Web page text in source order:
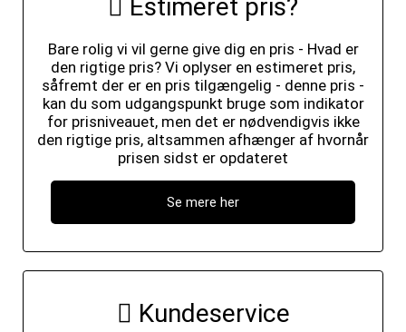
Estimeret pris?
Bare rolig vi vil gerne give dig en pris - Hvad er
den rigtige pris? Vi oplyser en estimeret pris,
såfremt der er en pris tilgængelig - denne pris -
kan du som udgangspunkt bruge som indikator
for prisniveauet, men det er nødvendigvis ikke
den rigtige pris, altsammen afhænger af hvornår
prisen sidst er opdateret
Se mere her
Kundeservice